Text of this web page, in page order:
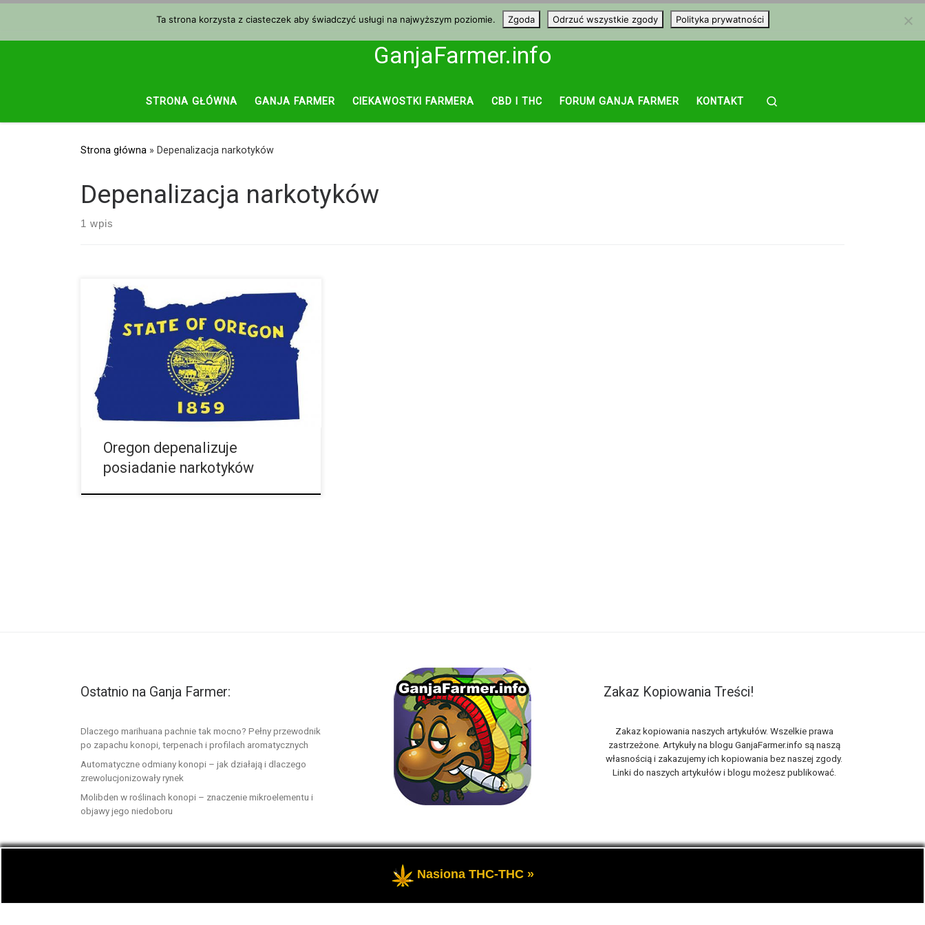
GanjaFarmer.info
STRONA GŁÓWNA GANJA FARMER CIEKAWOSTKI FARMERA CBD I THC FORUM GANJA FARMER KONTAKT
Strona główna » Depenalizacja narkotyków
Depenalizacja narkotyków
1 wpis
Oregon zalicza się do tych Stanów USA, które
zalegalizowały zarówno posiadanie do celów
rekreacyjnych jak i spożywanie oraz handel
marihuany. Teraz prawodawcy stanu znanego pod
nazwą „Beaver State“ idą jeszcze dalej jeśli chodzi o
politykę narkotykową. Legislatura stanu Oregon w
zeszłym tygodniu wdrożyła kolejną ustawę, która
mocno redukuje kary dla osób, które po raz pierwszy
zostały przyłapane na posiadaniu małych […]
Oregon depenalizuje
posiadanie narkotyków
Ostatnio na Ganja Farmer:
Dlaczego marihuana pachnie tak mocno? Pełny przewodnik
po zapachu konopi, terpenach i profilach aromatycznych
Automatyczne odmiany konopi – jak działają i dlaczego
zrewolucjonizowały rynek
Molibden w roślinach konopi – znaczenie mikroelementu i
objawy jego niedoboru
Zakaz Kopiowania Treści!
Zakaz kopiowania naszych artykułów. Wszelkie prawa
zastrzeżone. Artykuły na blogu GanjaFarmer.info są naszą
własnością i zakazujemy ich kopiowania bez naszej zgody.
Linki do naszych artykułów i blogu możesz publikować.
- Marihuana THC i rośliny konopi oraz cannabis CBD, to tematyka blogu konopnego Ganja Farmer.
Ta strona korzysta z ciasteczek aby świadczyć usługi na najwyższym poziomie. Zgoda Odrzuć wszystkie zgody Polityka prywatności
Nasiona THC-THC »